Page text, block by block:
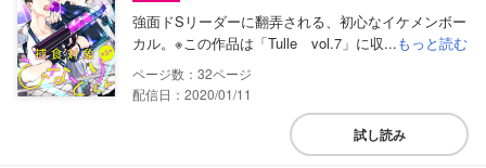
強面ドSリーダーに翻弄される、初心なイケメンボー
カル。※この作品は「Tulle vol.7」に収...もっと読む
32
配信日：2020/01/11
試し読み